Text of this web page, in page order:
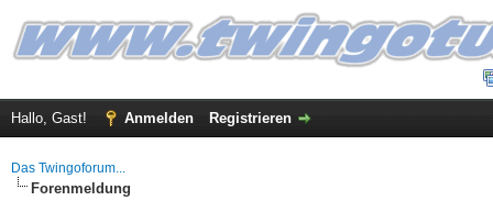
Hallo, Gast! Anmelden Registrieren
Das Twingoforum...
Forenmeldung